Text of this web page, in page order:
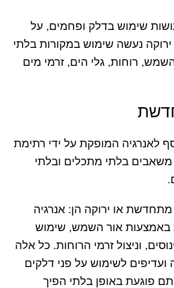
שימוש בדלק ופחמים, על
ירוקה נעשה שימוש במקורות בלתי
רוחות, גלי הים, זרמי מים
לאנרגיה המופקת על ידי רתימת
בלתי מתכלים ובלתי
מתחדשת או ירוקה הן: אנרגיה
באמצעות אור השמש, שימוש
וניצול זרמי הרוחות. כל אלה
ועדיפים לשימוש על פני דלקים
פוגעת באופן בלתי הפיך